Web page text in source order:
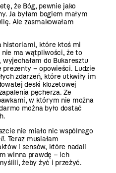
że Bóg, pewnie jako
Ja byłam bogiem małym
Ale zasmakowałam
które ktoś mi
nie ma wątpliwości, że to
do Bukaresztu
prezenty – opowieści. Ludzie
zdarzeń, które utkwiły im
deski klozetowej
pęcherza. Ze
w którym nie można
można było dostać
nie miało nic wspólnego
. Teraz musiałam
i sensów, które nadali
winna prawdę – ich
żeby żyć i przeżyć.